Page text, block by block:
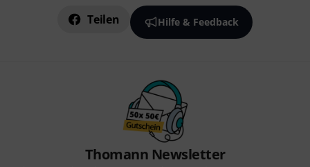
Teilen Hilfe & Feedback
Thomann Newsletter